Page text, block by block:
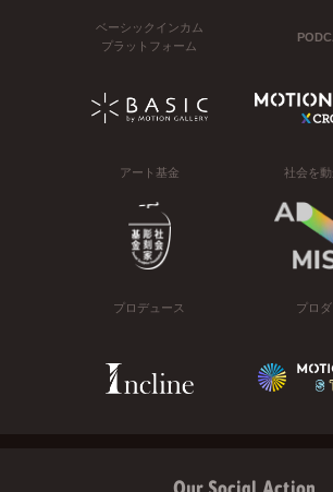
ベーシックインカム
プラットフォーム
アート基金 社会を
プロデュース プロ